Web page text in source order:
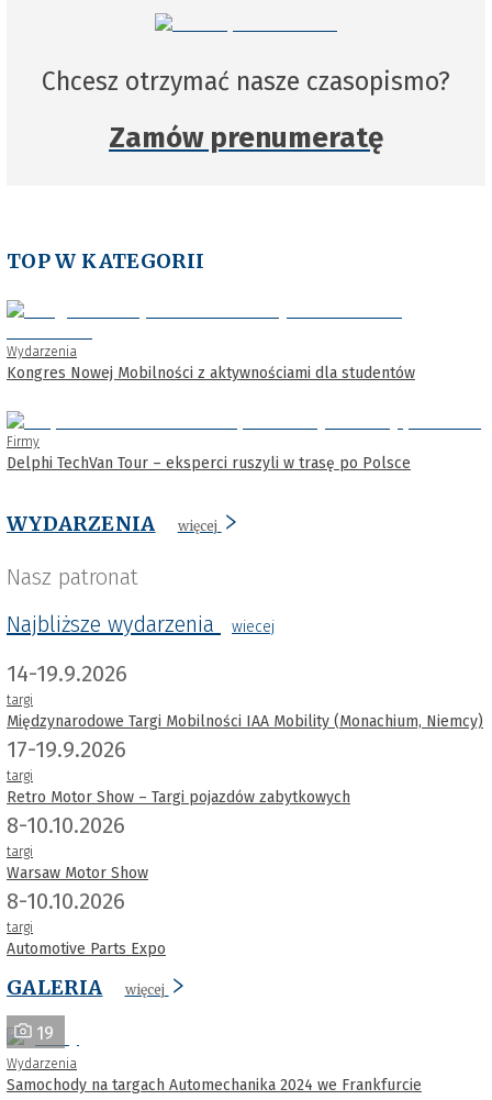
Chcesz otrzymać nasze czasopismo?
Zamów prenumeratę
TOP W KATEGORII
Wydarzenia
Kongres Nowej Mobilności z aktywnościami dla studentów
Firmy
Delphi TechVan Tour – eksperci ruszyli w trasę po Polsce
WYDARZENIA więcej
Nasz patronat
Najbliższe wydarzenia
wiecej
14-19.9.2026
targi
Międzynarodowe Targi Mobilności IAA Mobility (Monachium, Niemcy)
17-19.9.2026
targi
Retro Motor Show – Targi pojazdów zabytkowych
8-10.10.2026
targi
Warsaw Motor Show
8-10.10.2026
targi
Automotive Parts Expo
GALERIA więcej
19
Wydarzenia
Samochody na targach Automechanika 2024 we Frankfurcie